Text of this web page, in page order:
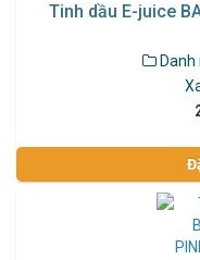
Tinh dầu E-juice